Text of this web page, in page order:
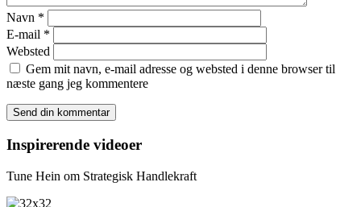
Navn *
E-mail *
Websted
Gem mit navn, e-mail adresse og websted i denne browser til
næste gang jeg kommentere
Inspirerende videoer
Tune Hein om Strategisk Handlekraft